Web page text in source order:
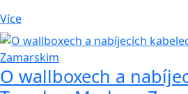
Více
O wallboxech a